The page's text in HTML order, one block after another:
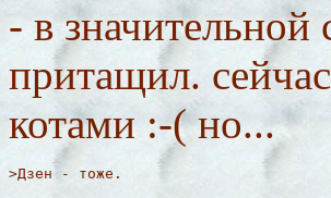
- в значительной
притащил.
котами :-( но...
>Дзен - тоже.